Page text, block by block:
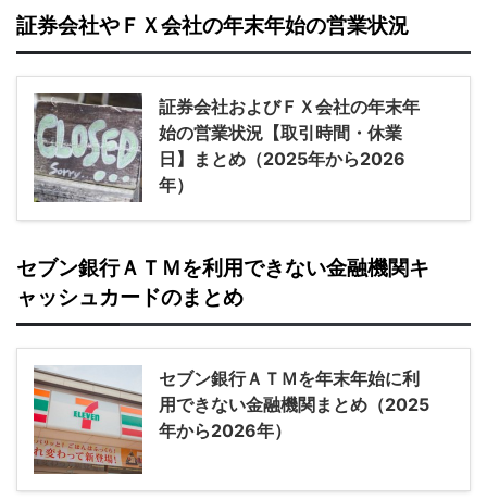
証券会社やＦＸ会社の年末年始の営業状況
証券会社およびＦＸ会社の年末年
始の営業状況【取引時間・休業
日】まとめ（2025年から2026
年）
セブン銀行ＡＴＭを利用できない金融機関キ
ャッシュカードのまとめ
セブン銀行ＡＴＭを年末年始に利
用できない金融機関まとめ（2025
年から2026年）